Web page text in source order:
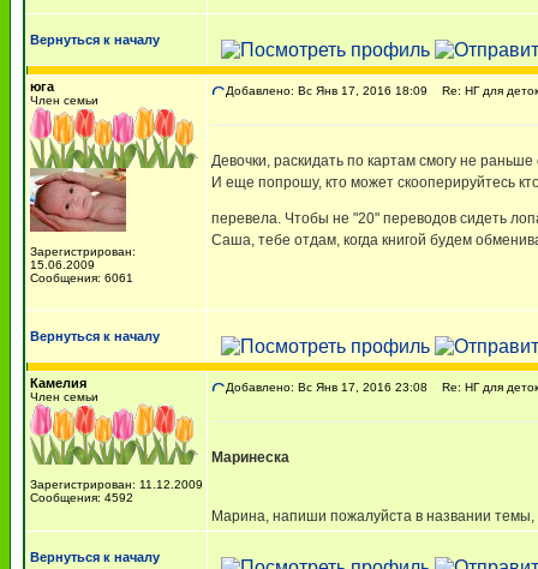
Вернуться к началу
юга
Член семьи
Зарегистрирован:
15.06.2009
Сообщения: 6061
Добавлено: Вс Янв 17, 2016 18:09 Re: НГ для
Девочки, раскидать по картам смогу не
И еще попрошу, кто может скооперируйтесь
перевела. Чтобы не "20" переводов сидеть
Саша, тебе отдам, когда книгой будем
Вернуться к началу
Камелия
Член семьи
Зарегистрирован: 11.12.2009
Сообщения: 4592
Добавлено: Вс Янв 17, 2016 23:08 Re: НГ для
Маринеска
Марина, напиши пожалуйста в названии
Вернуться к началу